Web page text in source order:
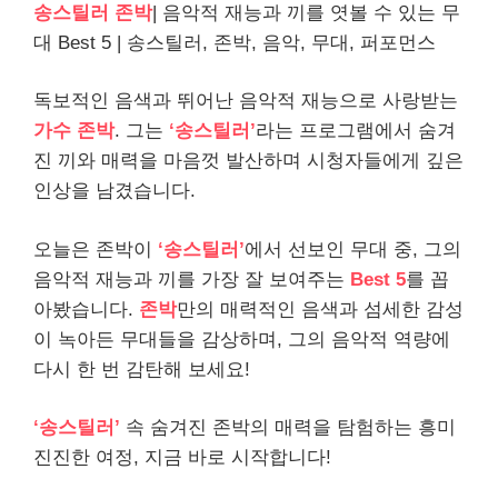
송스틸러 존박| 음악적 재능과 끼를 엿볼 수 있는 무
대 Best 5 | 송스틸러, 존박, 음악, 무대, 퍼포먼스
독보적인 음색과 뛰어난 음악적 재능으로 사랑받는
가수 존박. 그는 ‘송스틸러’라는 프로그램에서 숨겨
진 끼와 매력을 마음껏 발산하며 시청자들에게 깊은
인상을 남겼습니다.
오늘은 존박이 ‘송스틸러’에서 선보인 무대 중, 그의
음악적 재능과 끼를 가장 잘 보여주는 Best 5를 꼽
아봤습니다. 존박만의 매력적인 음색과 섬세한 감성
이 녹아든 무대들을 감상하며, 그의 음악적 역량에
다시 한 번 감탄해 보세요!
‘송스틸러’ 속 숨겨진 존박의 매력을 탐험하는 흥미
진진한 여정, 지금 바로 시작합니다!